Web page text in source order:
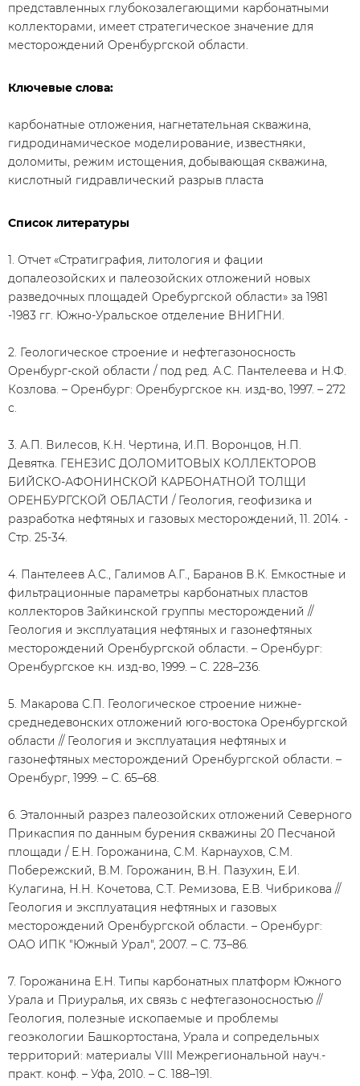
представленных глубокозалегающими карбонатными
коллекторами, имеет стратегическое значение для
месторождений Оренбургской области.
Ключевые слова:
карбонатные отложения, нагнетательная скважина,
гидродинамическое моделирование, известняки,
доломиты, режим истощения, добывающая скважина,
кислотный гидравлический разрыв пласта
Список литературы
1. Отчет «Стратиграфия, литология и фации
допалеозойских и палеозойских отложений новых
разведочных площадей Оребургской области» за 1981
-1983 гг. Южно-Уральское отделение ВНИГНИ.
2. Геологическое строение и нефтегазоносность
Оренбург-ской области / под ред. А.С. Пантелеева и Н.Ф.
Козлова. – Оренбург: Оренбургское кн. изд-во, 1997. – 272
с.
3. А.П. Вилесов, К.Н. Чертина, И.П. Воронцов, Н.П.
Девятка. ГЕНЕЗИС ДОЛОМИТОВЫХ КОЛЛЕКТОРОВ
БИЙСКО-АФОНИНСКОЙ КАРБОНАТНОЙ ТОЛЩИ
ОРЕНБУРГСКОЙ ОБЛАСТИ / Геология, геофизика и
разработка нефтяных и газовых месторождений, 11. 2014. -
Стр. 25-34.
4. Пантелеев А.С., Галимов А.Г., Баранов В.К. Емкостные и
фильтрационные параметры карбонатных пластов
коллекторов Зайкинской группы месторождений //
Геология и эксплуатация нефтяных и газонефтяных
месторождений Оренбургской области. – Оренбург:
Оренбургское кн. изд-во, 1999. – С. 228–236.
5. Макарова С.П. Геологическое строение нижне-
среднедевонских отложений юго-востока Оренбургской
области // Геология и эксплуатация нефтяных и
газонефтяных месторождений Оренбургской области. –
Оренбург, 1999. – С. 65–68.
6. Эталонный разрез палеозойских отложений Северного
Прикаспия по данным бурения скважины 20 Песчаной
площади / Е.Н. Горожанина, С.М. Карнаухов, С.М.
Побережский, В.М. Горожанин, В.Н. Пазухин, Е.И.
Кулагина, Н.Н. Кочетова, С.Т. Ремизова, Е.В. Чибрикова //
Геология и эксплуатация нефтяных и газовых
месторождений Оренбургской области. – Оренбург:
ОАО ИПК "Южный Урал", 2007. – С. 73–86.
7. Горожанина Е.Н. Типы карбонатных платформ Южного
Урала и Приуралья, их связь с нефтегазоносностью //
Геология, полезные ископаемые и проблемы
геоэкологии Башкортостана, Урала и сопредельных
территорий: материалы VIII Межрегиональной науч.-
практ. конф. – Уфа, 2010. – С. 188–191.